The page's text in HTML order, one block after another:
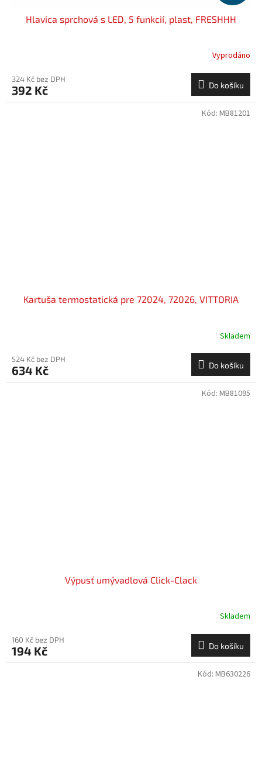
Hlavica sprchová s LED, 5 funkcií, plast, FRESHHH
Vyprodáno
324 Kč bez DPH
392 Kč Do košíku
Kartuša termostatická pre 72024, 72026, VITTORIA
Skladem
524 Kč bez DPH
634 Kč Do košíku
Kód: MB81201
Výpusť umývadlová Click-Clack
Skladem
160 Kč bez DPH
194 Kč Do košíku
Kód: MB81095
Kód: MB630226